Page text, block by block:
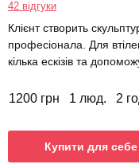
42 відгуки
Клієнт створить
професіонала. Для
кілька ескізів та
1200 грн 1 люд. 2
Купити для себе